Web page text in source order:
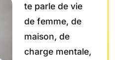
te parle de vie
de femme, de
maison, de
charge mentale,